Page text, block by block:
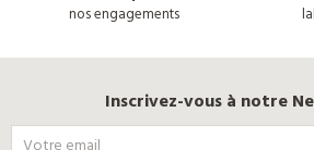
nos engagements
Inscrivez-vous à notre